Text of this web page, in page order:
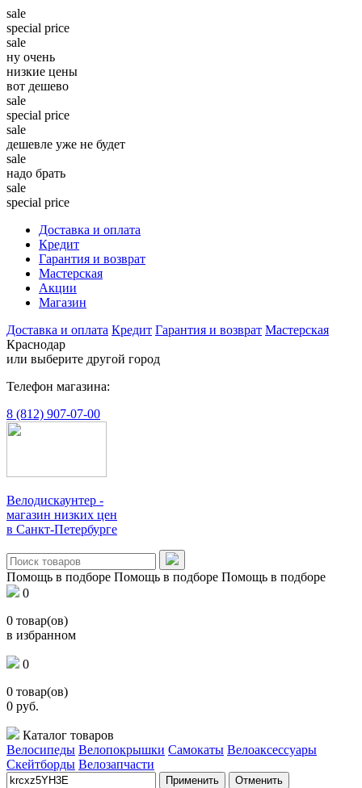
sale
special price
sale
ну очень
низкие цены
вот дешево
sale
special price
sale
дешевле уже не будет
sale
надо брать
sale
special price
Доставка и оплата
Кредит
Гарантия и возврат
Мастерская
Акции
Магазин
Доставка и оплата Кредит Гарантия и возврат Мастерская
Краснодар
или выберите другой город
Телефон магазина:
8 (812) 907-07-00
Велодискаунтер -
магазин низких цен
в Санкт-Петербурге
Помощь в подборе Помощь в подборе Помощь в подборе
0
0 товар(ов)
в избранном
0
0 товар(ов)
0 руб.
Каталог товаров
Велосипеды Велопокрышки Самокаты Велоаксессуары
Скейтборды Велозапчасти
Применить Отменить